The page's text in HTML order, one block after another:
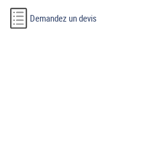
Demandez un devis